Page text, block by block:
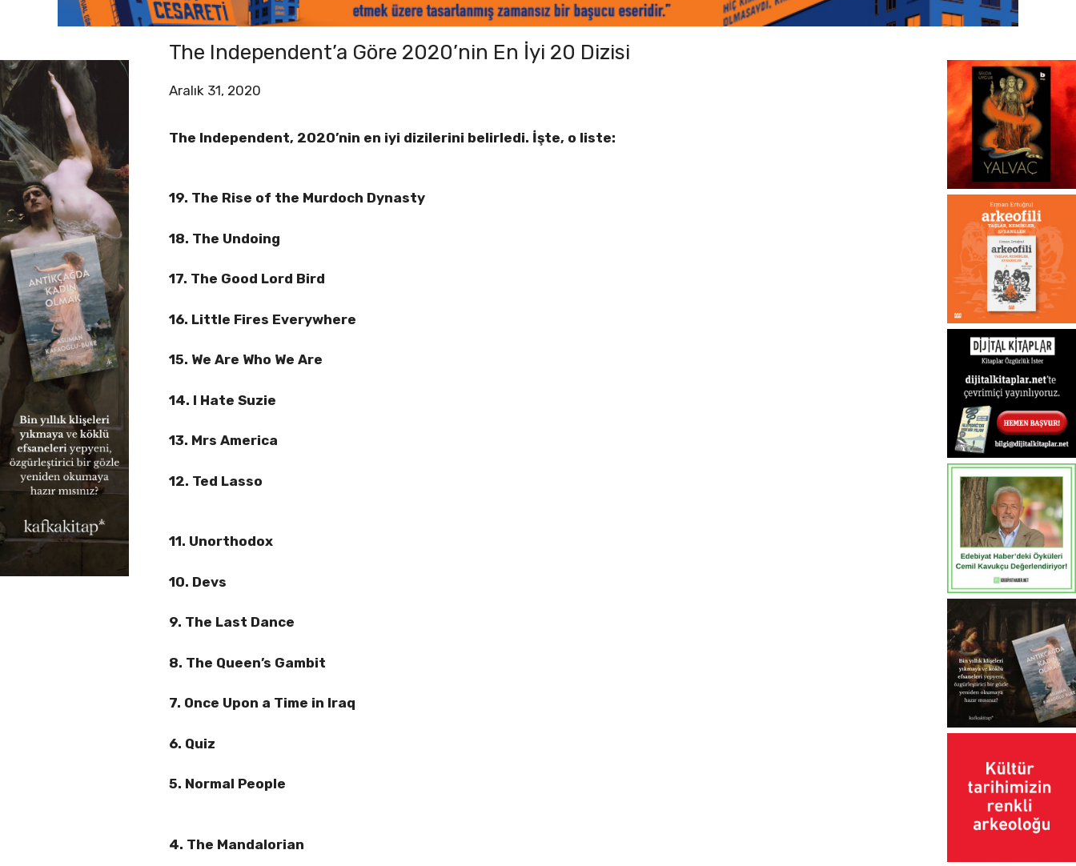
The Independent’a Göre 2020’nin En İyi 20 Dizisi
Aralık 31, 2020
The Independent, 2020’nin en iyi dizilerini belirledi. İşte, o liste:
19. The Rise of the Murdoch Dynasty
18. The Undoing
17. The Good Lord Bird
16. Little Fires Everywhere
15. We Are Who We Are
14. I Hate Suzie
13. Mrs America
12. Ted Lasso
11. Unorthodox
10. Devs
9. The Last Dance
8. The Queen’s Gambit
7. Once Upon a Time in Iraq
6. Quiz
5. Normal People
4. The Mandalorian